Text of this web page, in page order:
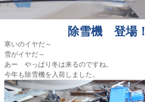
除雪機 登場！
寒いのイヤだ～
雪がイヤだ～
あー やっぱり冬は来るのですね。
今年も除雪機を入荷しました。